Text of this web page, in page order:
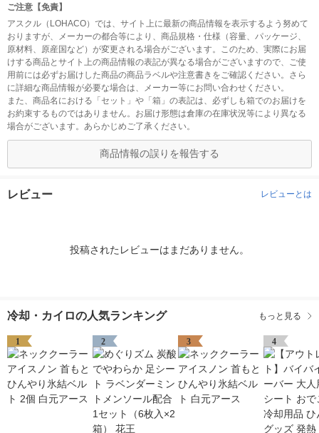
ご注意【免責】
アスクル（LOHACO）では、サイト上に最新の商品情報を表示するよう努めて
おりますが、メーカーの都合等により、商品規格・仕様（容量、パッケージ、
原材料、原産国など）が変更される場合がございます。このため、実際にお届
けする商品とサイト上の商品情報の表記が異なる場合がございますので、ご使
用前には必ずお届けした商品の商品ラベルや注意書きをご確認ください。さら
に詳細な商品情報が必要な場合は、メーカー等にお問い合わせください。
また、商品名における「セット」や「箱」の表記は、必ずしも箱でのお届けを
お約束するものではありません。お届け形態は倉庫の在庫状況等により異なる
場合がございます。あらかじめご了承ください。
商品情報の誤りを報告する
レビュー レビューとは
投稿されたレビューはまだありません。
冷却・カイロの人気ランキング もっと見る
1 2 3 4